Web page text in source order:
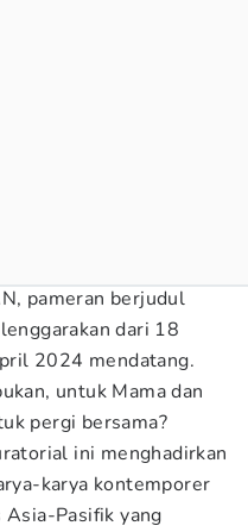
pameran berjudul
dari 18
2024 mendatang.
untuk Mama dan
pergi bersama?
ini menghadirkan
karya kontemporer
Pasifik yang